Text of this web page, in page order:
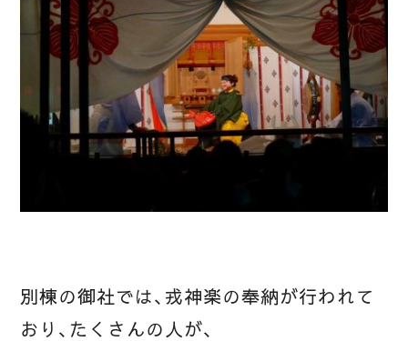
別棟の御社では、戎神楽の奉納が行われて
おり、たくさんの人が、